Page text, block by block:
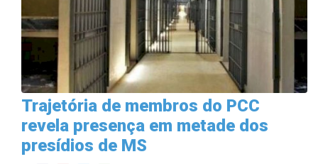
Trajetória de membros do PCC
revela presença em metade dos
presídios de MS